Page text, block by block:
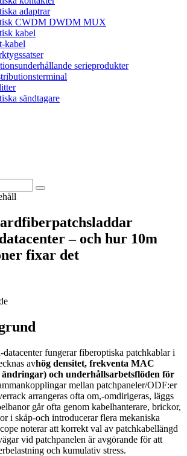
adaptrar
CWDM DWDM MUX
kabel
kabel
serieprodukter
sändtagare
– och hur 10m
fixar det
fungerar fiberoptiska patchkablar i
avhög densitet, frekventa MAC
och underhållsarbetsflöden för
mellan patchpaneler/ODF:er
arrangeras ofta om,-omdirigeras, läggs
går ofta genom kabelhanterare, brickor,
i skåp-och introducerar flera mekaniska
noterar att korrekt val av patchkabellängd
vid patchpanelen är avgörande för att
och kumulativ stress.